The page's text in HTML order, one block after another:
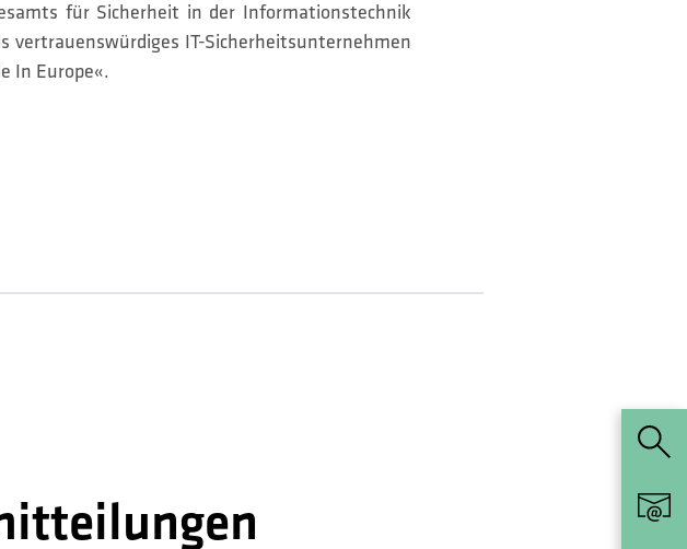
für Sicherheit in der Informationstechnik
vertrauenswürdiges IT-Sicherheitsunternehmen
In Europe«.